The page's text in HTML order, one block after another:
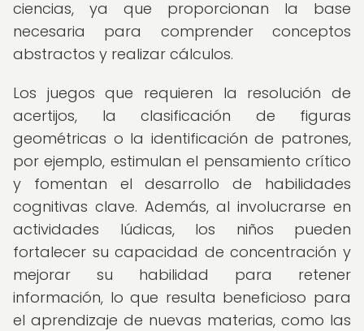
ciencias, ya que proporcionan la base
necesaria para comprender conceptos
abstractos y realizar cálculos.
Los juegos que requieren la resolución de
acertijos, la clasificación de figuras
geométricas o la identificación de patrones,
por ejemplo, estimulan el pensamiento crítico
y fomentan el desarrollo de habilidades
cognitivas clave. Además, al involucrarse en
actividades lúdicas, los niños pueden
fortalecer su capacidad de concentración y
mejorar su habilidad para retener
información, lo que resulta beneficioso para
el aprendizaje de nuevas materias, como las